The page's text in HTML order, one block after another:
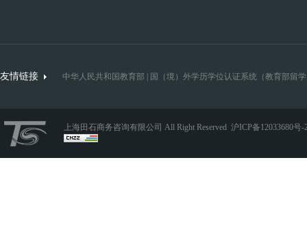
友情链接 中华人民共和国教育部 国（境）外学历学位认证系统（教育部留
上海田石商务咨询有限公司 All Right Reserved 沪ICP备12033680号-